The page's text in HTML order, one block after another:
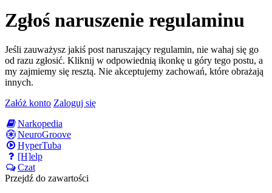
Zgłoś naruszenie regulaminu
Jeśli zauważysz jakiś post naruszający regulamin, nie wahaj się go
od razu zgłosić. Kliknij w odpowiednią ikonkę u góry tego postu, a
my zajmiemy się resztą. Nie akceptujemy zachowań, które obrażają
innych.
Załóż konto Zaloguj się
Narkopedia
NeuroGroove
HyperTuba
[H]elp
Czat
Przejdź do zawartości